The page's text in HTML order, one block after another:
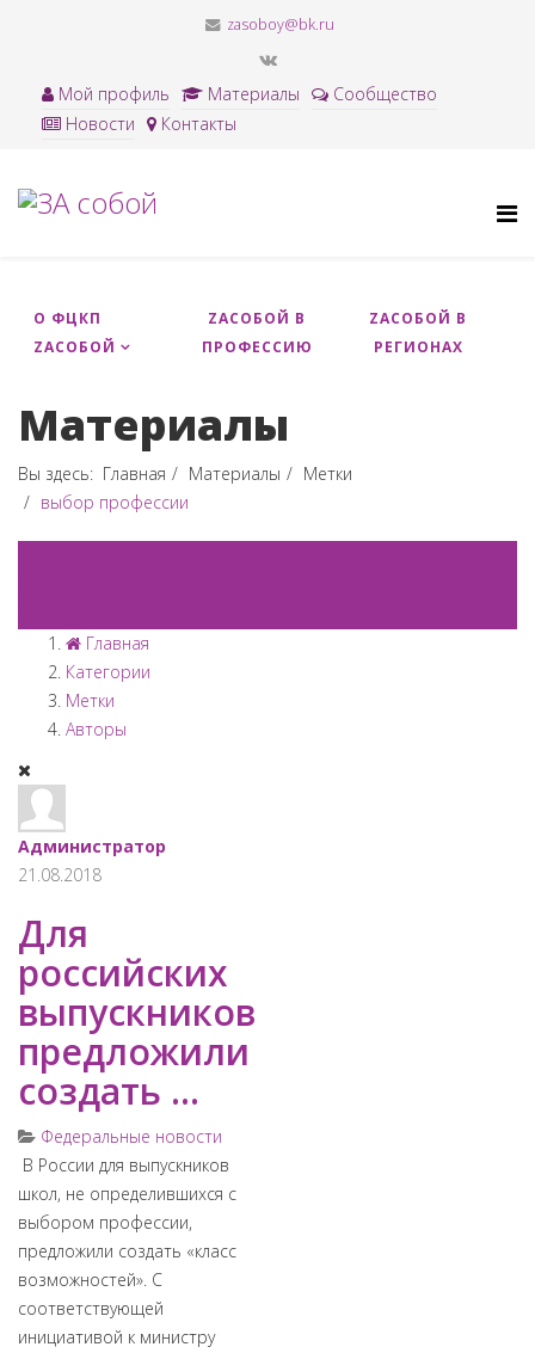
zasoboy@bk.ru
Мой профиль Материалы
Сообщество
Новости
Контакты
О ФЦКП
ZАСОБОЙ
ZACОБОЙ В
ПРОФЕССИЮ
ZAСОБОЙ В
РЕГИОНАХ
Материалы
Вы здесь: Главная Материалы
Метки
выбор профессии
Главная
Категории
Метки
Авторы
Администратор
21.08.2018
Для
российских
выпускников
предложили
создать ...
Федеральные новости
​ В России для выпускников
школ, не определившихся с
выбором профессии,
предложили создать «класс
возможностей». С
соответствующей
инициативой к министру